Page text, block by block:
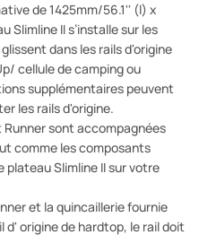
de 1425mm/56.1'' (l) x
Slimline II s’installe sur les
dans les rails d'origine
cellule de camping ou
supplémentaires peuvent
les rails d'origine.
Runner sont accompagnées
comme les composants
plateau Slimline II sur votre
et la quincaillerie fournie
origine de hardtop, le rail doit